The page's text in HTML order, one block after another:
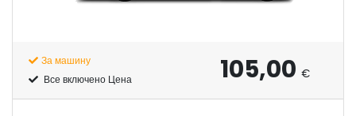
За машину
Все включено Цена
105,00 €